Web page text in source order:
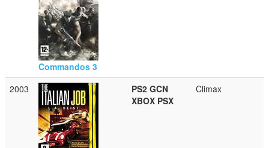
Commandos 3
2003 PS2 GCN
XBOX PSX
Climax